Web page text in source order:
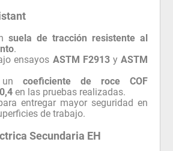
suela de tracción resistente al
.
ensayos ASTM F2913y ASTM
uncoeficiente de roce COF
en las pruebas realizadas.
entregar mayor seguridad en
de trabajo.
Secundaria EH